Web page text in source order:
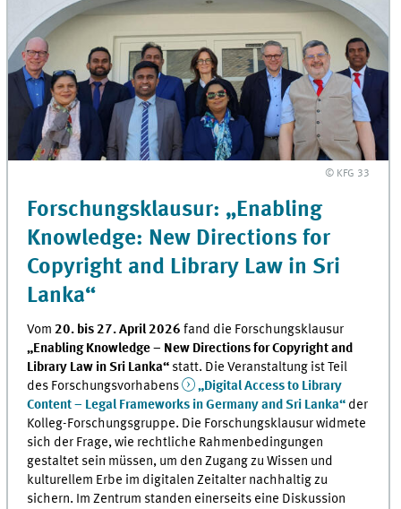
© KFG 33
Forschungsklausur: „Enabling
Knowledge: New Directions for
Copyright and Library Law in Sri
Lanka“
Vom20. bis 27. April 2026 fand die Forschungsklausur
„Enabling Knowledge – New Directions for Copyright and
Library Law in Sri Lanka“ statt. Die Veranstaltung ist Teil
des Forschungs­vorhabens
„Digital Access to Library
Content – Legal Frameworks in Germany and Sri Lanka“ der
Kolleg-Forschungsgruppe. Die Forschungsklausur widmete
sich der Frage, wie rechtliche Rahmenbedingungen
gestaltet sein müssen, um den Zugang zu Wissen und
kulturellem Erbe im digitalen Zeitalter nachhaltig zu
sichern. Im Zentrum standen einerseits eine Diskussion